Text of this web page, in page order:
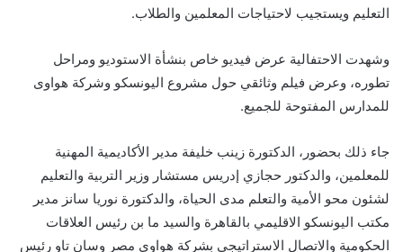
التعليم ويستجيب لاحتياجات المعلمين والطلاب.
وشهدت الاحتفالية عرض فيديو خاص بنشأة الاستوديو ومراحل
تطوره، وعرض فيلم وثائقي حول مشروع اليونسكو وشركة هواوى
للمدارس المفتوحة للجميع.
جاء ذلك بحضور، الدكتورة زينب خليفة مدير الأكاديمية المهنية
للمعلمين، والدكتور حجازي إدريس مستشار وزير التربية والتعليم
لشئون محو الأمية والتعلم مدى الحياة، والدكتورة نوريا سانز مدير
مكتب اليونسكو الاقليمي بالقاهرة والسيد ما بن رئيس العلاقات
الحكومية والاتصال الاستراتيجى بشركة هواوى مصر وسان تاو رئيس